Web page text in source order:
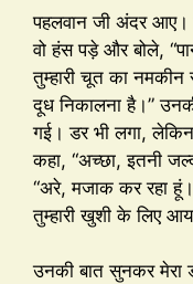
पहलवान जी अंदर आए।
वो हंस पड़े और बोले,
तुम्हारी चूत का नमकीन
दूध निकालना है।”
गई। डर भी लगा,
कहा, “अच्छा, इतनी
“अरे, मजाक कर रहा हूं।
तुम्हारी खुशी के लिए
उनकी बात सुनकर मेरा